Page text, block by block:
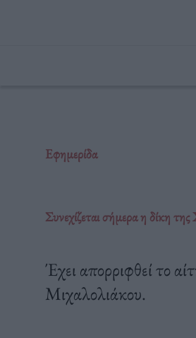
Εφημερίδα
Συνεχίζεται σήμερα η δίκη
Έχει απορριφθεί το
Μιχαλολιάκου.